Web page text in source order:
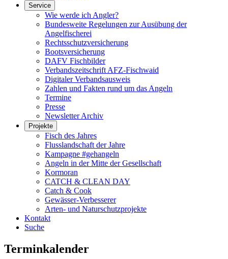
Service
Wie werde ich Angler?
Bundesweite Regelungen zur Ausübung der
Angelfischerei
Rechtsschutzversicherung
Bootsversicherung
DAFV Fischbilder
Verbandszeitschrift AFZ-Fischwaid
Digitaler Verbandsausweis
Zahlen und Fakten rund um das Angeln
Termine
Presse
Newsletter Archiv
Projekte
Fisch des Jahres
Flusslandschaft der Jahre
Kampagne #gehangeln
Angeln in der Mitte der Gesellschaft
Kormoran
CATCH & CLEAN DAY
Catch & Cook
Gewässer-Verbesserer
Arten- und Naturschutzprojekte
Kontakt
Suche
Terminkalender